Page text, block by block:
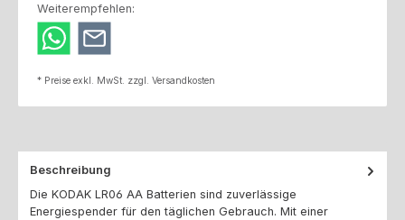
Weiterempfehlen:
* Preise exkl. MwSt. zzgl. Versandkosten
Beschreibung
Die KODAK LR06 AA Batterien sind zuverlässige
Energiespender für den täglichen Gebrauch. Mit einer